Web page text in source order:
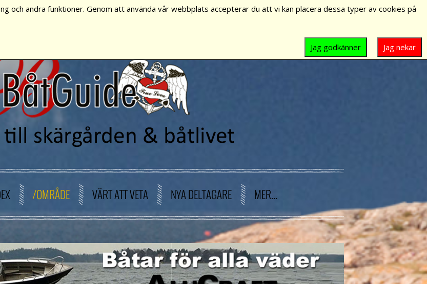
/OMRÅDE VÄRT ATT VETA NYA DELTAGARE MER...
och andra funktioner. Genom att använda vår webbplats accepterar du att vi kan placera dessa typer av cookies på
Jag nekar
Jag godkänner